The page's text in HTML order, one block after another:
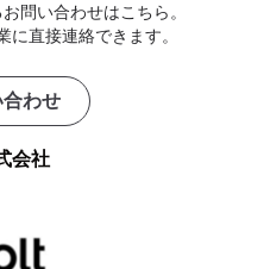
問い合わせはこちら。
に直接連絡できます。
わせ
会社